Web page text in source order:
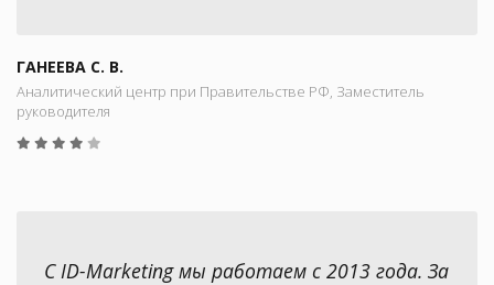
ГАНЕЕВА С. В.
Аналитический центр при Правительстве РФ, Заместитель
руководителя
С ID-Marketing мы работаем с 2013 года. За